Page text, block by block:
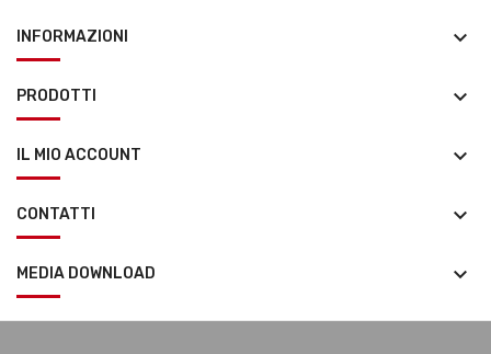
INFORMAZIONI keyboard_arrow_down
PRODOTTI keyboard_arrow_down
IL MIO ACCOUNT keyboard_arrow_down
CONTATTI keyboard_arrow_down
MEDIA DOWNLOAD keyboard_arrow_down